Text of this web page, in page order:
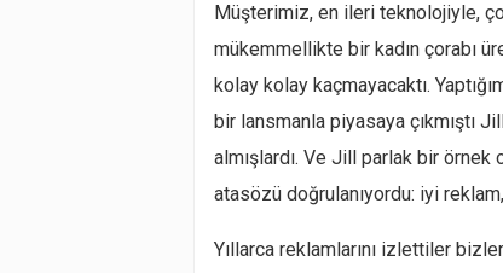
Müşterimiz, en ileri teknolojiyle,
mükemmellikte bir kadın çorabı
kolay kolay kaçmayacaktı.
bir lansmanla piyasaya çıkmıştı
almışlardı. Ve Jill parlak bir örnek
atasözü doğrulanıyordu: iyi reklam,
Yıllarca reklamlarını izlettiler